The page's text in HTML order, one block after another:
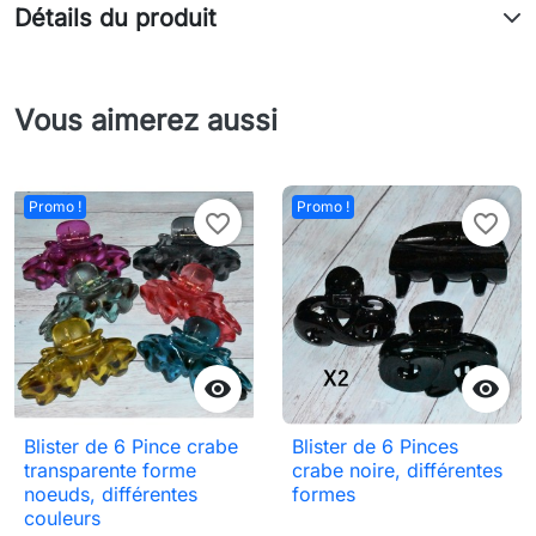
Détails du produit
Vous aimerez aussi
Promo !

favorite_border
Blister de 6 Pince crabe
transparente forme
noeuds, différentes
couleurs
Promo !

favorite_border
Blister de 6 Pinces
crabe noire, différentes
formes